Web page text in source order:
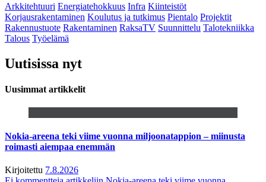
Arkkitehtuuri Energiatehokkuus Infra Kiinteistöt
Korjausrakentaminen Koulutus ja tutkimus Pientalo Projektit
Rakennustuote Rakentaminen RaksaTV Suunnittelu Talotekniikka
Talous Työelämä
Uutisissa nyt
Uusimmat artikkelit
Nokia-areena teki viime vuonna miljoonatappion – miinusta
roimasti aiempaa enemmän
Kirjoitettu 7.8.2026